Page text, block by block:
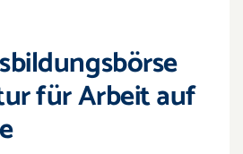
für Arbeit auf